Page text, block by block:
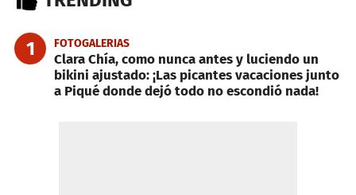
1 FOTOGALERIAS
Clara Chía, como nunca antes y luciendo un
bikini ajustado: ¡Las picantes vacaciones junto
a Piqué donde dejó todo no escondió nada!